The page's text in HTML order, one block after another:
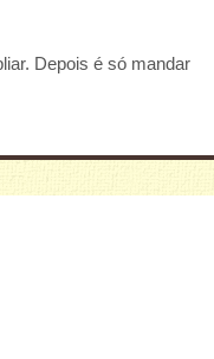
Depois é só mandar